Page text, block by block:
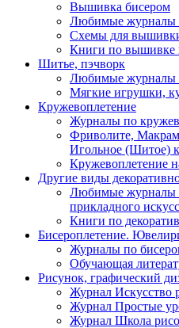
Вышивка бисером
Любимые журналы
Схемы для
Книги по вышивке
Шитье, пэчворк
Любимые журналы
Мягкие игрушки,
Кружевоплетение
Журналы по
Фриволите,
Игольное (Шитое)
Кружевоплетение
Другие виды
Любимые журналы
прикладного
Книги по
Бисероплетение.
Журналы по
Обучающая
Рисунок, графический
Журнал Искусство
Журнал Простые
Журнал Школа